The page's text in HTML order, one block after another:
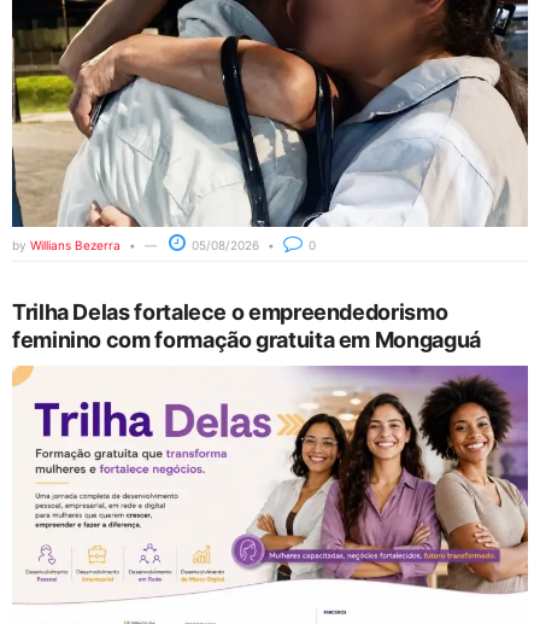
by Willians Bezerra 05/08/2026 0
Trilha Delas fortalece o empreendedorismo
feminino com formação gratuita em Mongaguá